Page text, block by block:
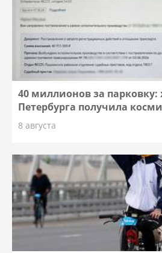
40 миллионов за
Петербурга получила
8 августа